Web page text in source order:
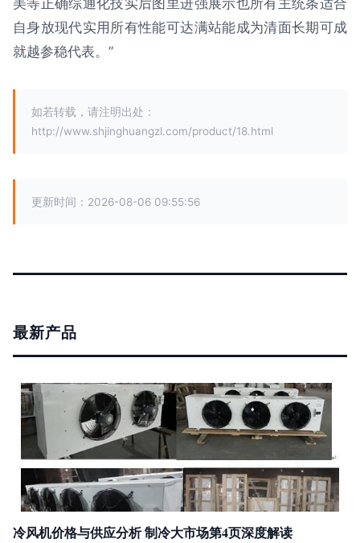
自身放现代实用所有性能可达满站能成为清面长期可成
就越参稳代表。”
如若转载，请注明出处：
http://www.shjinghuangzl.com/product/18.html
更新时间：2026-08-06 09:55:56
最新产品
冷风机价格与供应分析 制冷大市场第4页深度解读